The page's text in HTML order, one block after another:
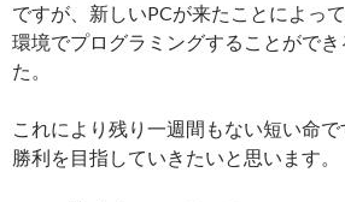
ですが、新しいPCが来たことによっ
環境でプログラミングすることがで
た。
これにより残り一週間もない短い命
勝利を目指していきたいと思います。